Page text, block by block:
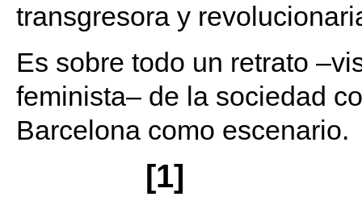
transgresora y
Es sobre todo un retrato
feminista– de la sociedad
Barcelona como escenario.
[1]